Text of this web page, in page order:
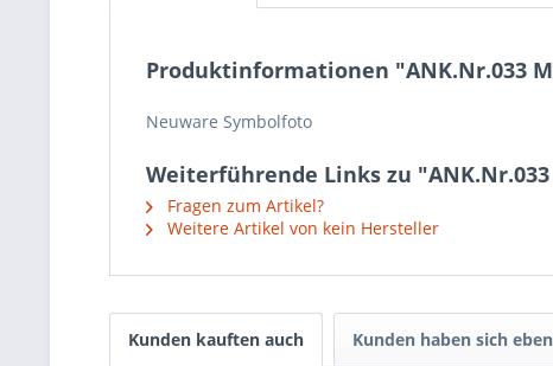
Produktinformationen "ANK.Nr.033
Neuware Symbolfoto
Weiterführende Links zu
Fragen zum Artikel?
Weitere Artikel von kein Hersteller
Kunden kauften auch Kunden haben sich